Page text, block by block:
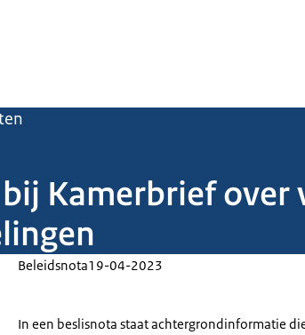
Kamerbrief
Beleidsnota19-04-2023
In een beslisnota staat achtergrondinformatie